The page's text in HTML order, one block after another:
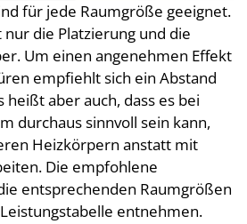
für jede Raumgröße geeignet.
nur die Platzierung und die
Um einen angenehmen Effekt
empfiehlt sich ein Abstand
heißt aber auch, dass es bei
durchaus sinnvoll sein kann,
Heizkörpern anstatt mit
Die empfohlene
entsprechenden Raumgrößen
entnehmen.